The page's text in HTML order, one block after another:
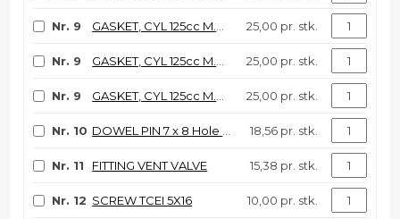
Nr. 9 GASKET, CYL 125cc M.04/11 0,3 25,00 pr. stk.
Nr. 9 GASKET, CYL 125cc M.04/11 0,4 25,00 pr. stk.
Nr. 9 GASKET, CYL 125cc M.04/11 0,5 25,00 pr. stk.
Nr. 10 DOWEL PIN 7 x 8 Hole 5,2 18,56 pr. stk.
Nr. 11 FITTING VENT VALVE 15,38 pr. stk.
Nr. 12 SCREW TCEI 5X16 10,00 pr. stk.